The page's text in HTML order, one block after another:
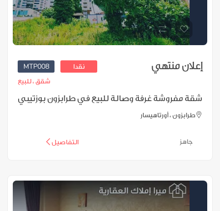
MTP008 نقدا إعلان منتهي
شقق ،للبيع
شقة مفروشة غرفة وصالة للبيع في طرابزون بوزتيبي
طرابزون ، أورتاهيسار
التفاصيل